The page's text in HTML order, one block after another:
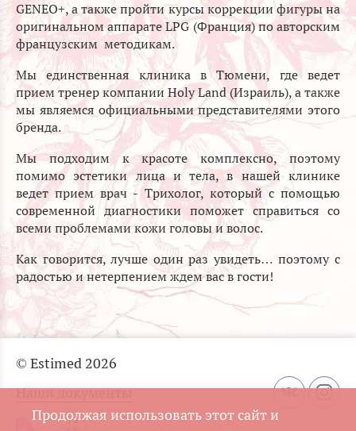
GENEO+, а также пройти курсы коррекции фигуры на
оригинальном аппарате LPG (Франция) по авторским
французским методикам.
Мы единственная клиника в Тюмени, где ведет
прием тренер компании Holy Land (Израиль), а также
мы являемся официальными представителями этого
бренда.
Мы подходим к красоте комплексно, поэтому
помимо эстетики лица и тела, в нашей клинике
ведет прием врач - Трихолог, который с помощью
современной диагностики поможет справиться со
всеми проблемами кожи головы и волос.
Как говорится, лучше один раз увидеть… поэтому с
радостью и нетерпением ждем вас в гости!
© Estimed 2026
Наши документы
Продолжая использовать этот сайт и